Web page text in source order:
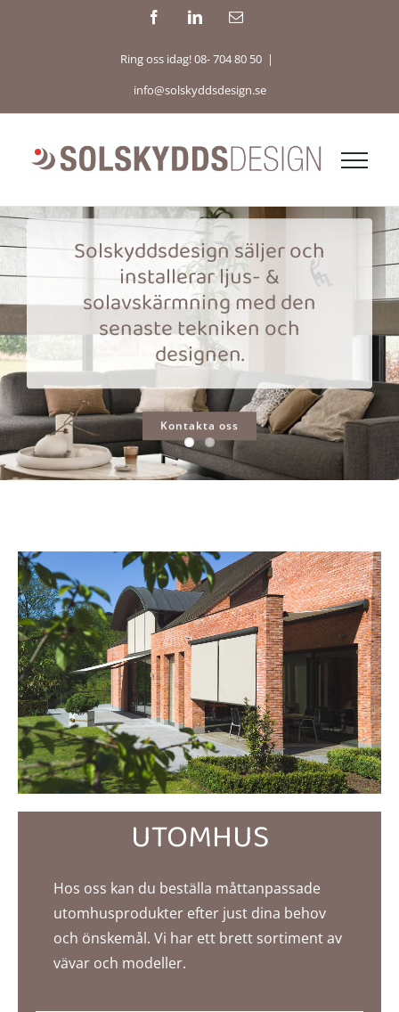
FacebookLinkedInE-
Ring oss idag! 08- 704 80 50 |
info@solskyddsdesign.se
Solskyddsdesign säljer och
installerar ljus- &
solavskärmning med den
senaste tekniken och
designen.
Kontakta oss
UTOMHUS
Hos oss kan du beställa måttanpassade
utomhusprodukter efter just dina behov
och önskemål. Vi har ett brett sortiment av
vävar och modeller.